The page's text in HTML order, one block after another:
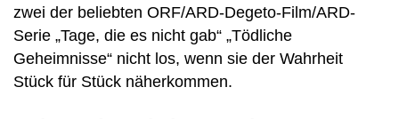
zwei der beliebten ORF/ARD-Degeto-Film/ARD-
Serie „Tage, die es nicht gab“ „Tödliche
Geheimnisse“ nicht los, wenn sie der Wahrheit
Stück für Stück näherkommen.